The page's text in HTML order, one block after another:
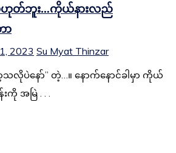
မဟုတ်ဘူး…ကိုယ်နားလည်
ာ
2023 Su Myat Thinzar
လိုပဲနော်” တဲ့…။ နောက်နောင်ခါမှာ ကိုယ်
အမြဲ . . .